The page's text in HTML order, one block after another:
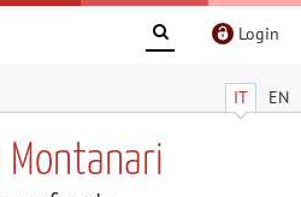
Login
IT EN
Montanari